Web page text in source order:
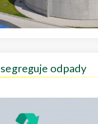
segreguje odpady